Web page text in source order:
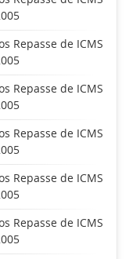
Repasse de ICMS
Repasse de ICMS
Repasse de ICMS
Repasse de ICMS
Repasse de ICMS